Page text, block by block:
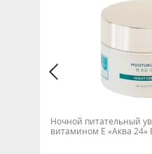
Ночной питательный
витамином Е «Аква 24»